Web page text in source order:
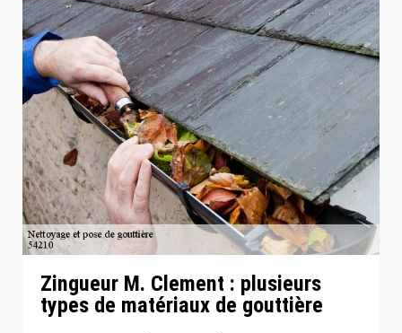
Zingueur M. Clement : plusieurs
types de matériaux de gouttière